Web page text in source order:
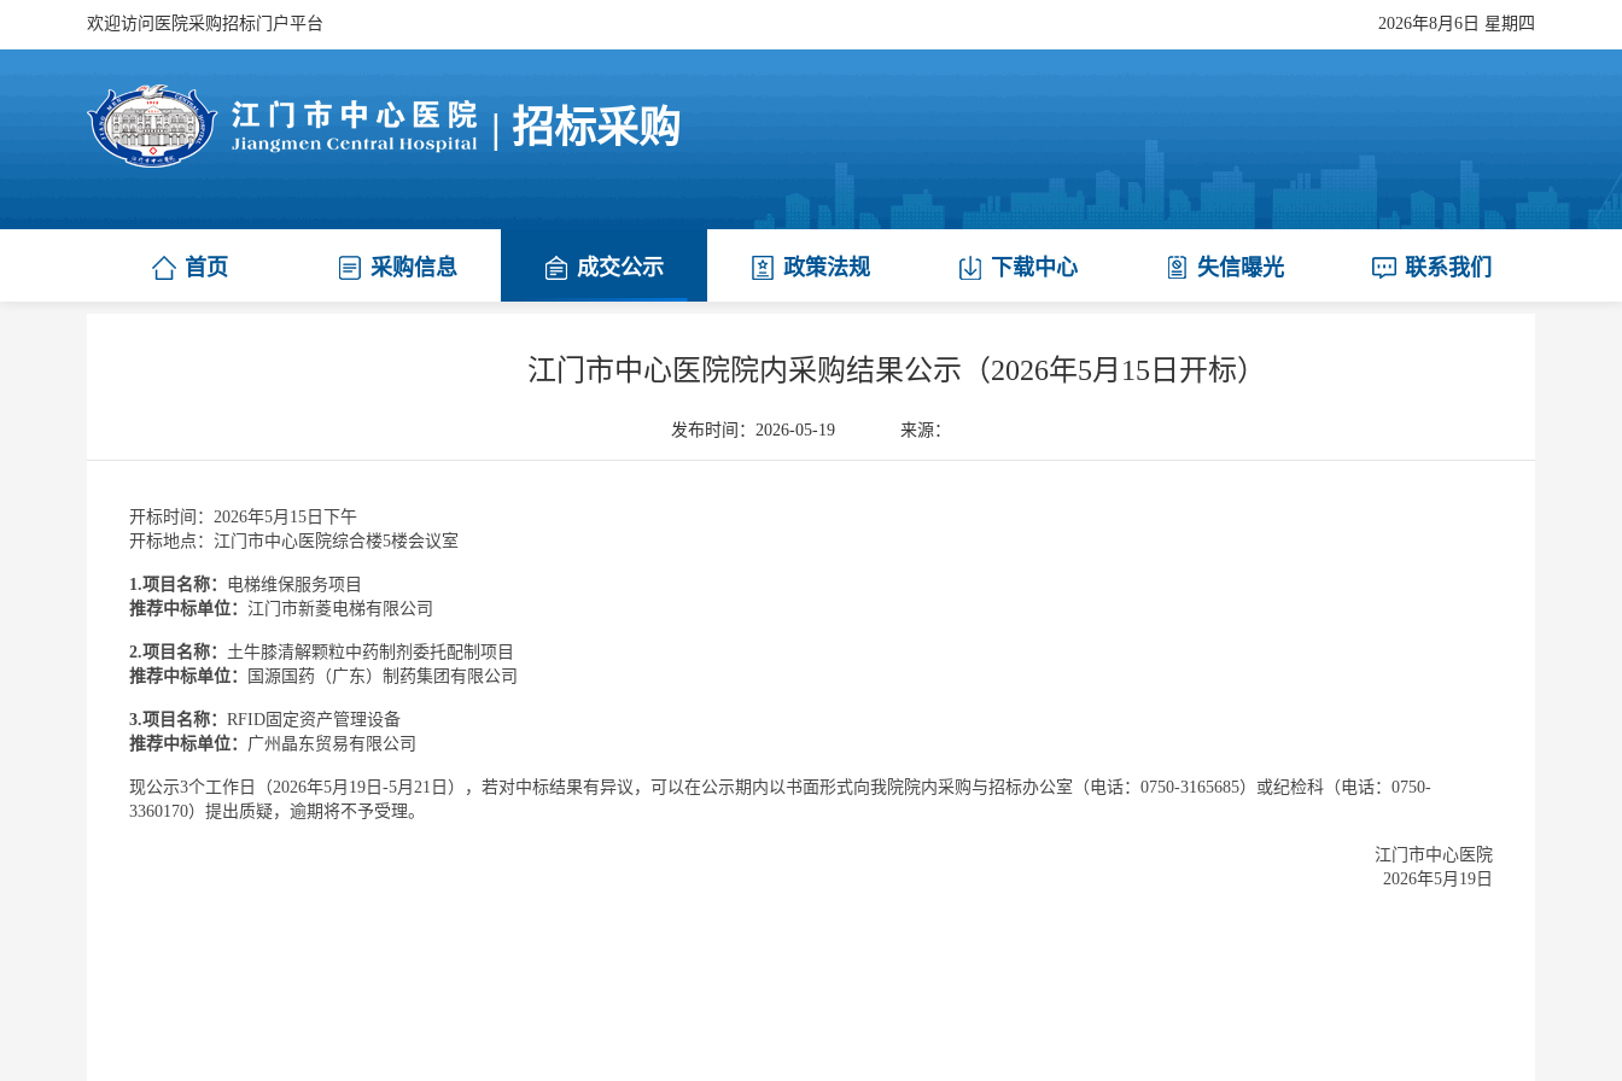
欢迎访问医院采购招标门户平台 2026年8月6日 星期四
| 招标采购
首页 采购信息 成交公示 政策法规 下载中心 失信曝光 联系我们
江门市中心医院院内采购结果公示（2026年5月15日开标）
发布时间：2026-05-19 来源：
开标时间：2026年5月15日下午
开标地点：江门市中心医院综合楼5楼会议室
1.项目名称： 电梯维保服务项目
推荐中标单位： 江门市新菱电梯有限公司
2.项目名称： 土牛膝清解颗粒中药制剂委托配制项目
推荐中标单位：
国源国药（广东）制药集团有限公司
3.项目名称： RFID固定资产管理设备
推荐中标单位： 广州晶东贸易有限公司
现公示3个工作日（2026年5月19日-5月21日），若对中标结果有异议，可以在公示期内以书面形式向我院院内采购与招标办公室（电话：0750-3165685）或纪检科（电话：0750-
3360170）提出质疑，逾期将不予受理。
江门市中心医院
2026年5月19日